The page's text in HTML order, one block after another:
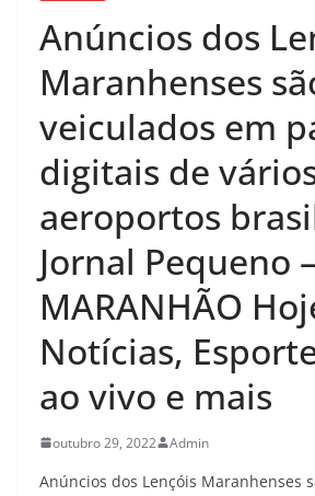
Anúncios dos
Maranhenses
veiculados em
digitais de
aeroportos
Jornal Pequeno –
MARANHÃO
Notícias,
ao vivo e mais
outubro 29, 2022 Admin
Anúncios dos Lençóis Maranhenses